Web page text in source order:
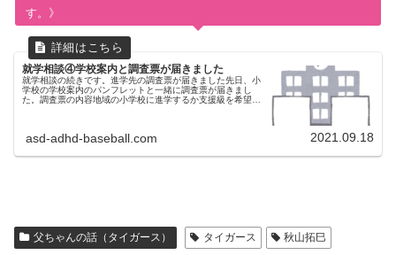
す。》
就学相談④学校案内と調査票が届きました
就学相談の続きです。進学先の調査票が届きました先日、小
学校の学校案内のパンフレットと一緒に調査票が届きまし
た。調査票の内容地域の小学校に進学するか支援級を希望す
asd-adhd-baseball.com 2021.09.18
父ちゃんの話（タイガース） タイガース 秋山拓巳